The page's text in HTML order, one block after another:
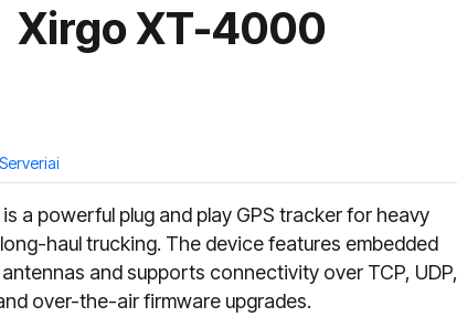
Xirgo XT-4000
Serveriai
a powerful plug and play GPS tracker for heavy
haul trucking. The device features embedded
antennas and supports connectivity over TCP, UDP,
over-the-air firmware upgrades.